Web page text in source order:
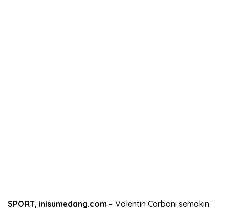
SPORT, inisumedang.com – Valentin Carboni semakin